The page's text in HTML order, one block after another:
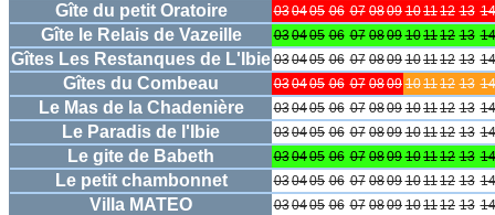
Gîte du petit Oratoire 030405 06 07 0809101112 13 14
Gîte le Relais de Vazeille 030405 06 07 0809101112 13 14
Gîtes Les Restanques de L'Ibie030405 06 07 0809101112 13 14
Gîtes du Combeau 030405 06 07 0809101112 13 14
Le Mas de la Chadenière 030405 06 07 0809101112 13 14
Le Paradis de l'Ibie 030405 06 07 0809101112 13 14
Le gite de Babeth 030405 06 07 0809101112 13 14
Le petit chambonnet 030405 06 07 0809101112 13 14
Villa MATEO 030405 06 07 0809101112 13 14